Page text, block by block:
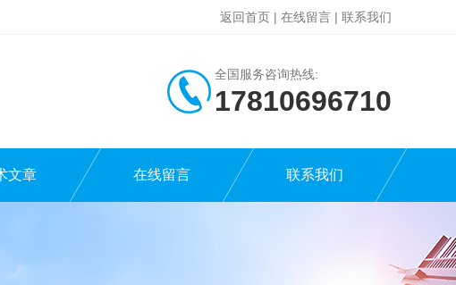
返回首页 | 在线留言 | 联系我们
全国服务咨询热线:
17810696710
文章 在线留言 联系我们